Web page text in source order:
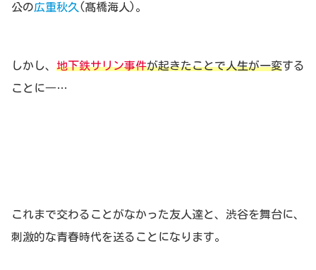
公の広重秋久 (髙橋海人)。
しかし、 地下鉄サリン事件が起きたことで人生が一変する
ことに―…
これまで交わることがなかった友人達と、渋谷を舞台に、
刺激的な青春時代を送ることになります。